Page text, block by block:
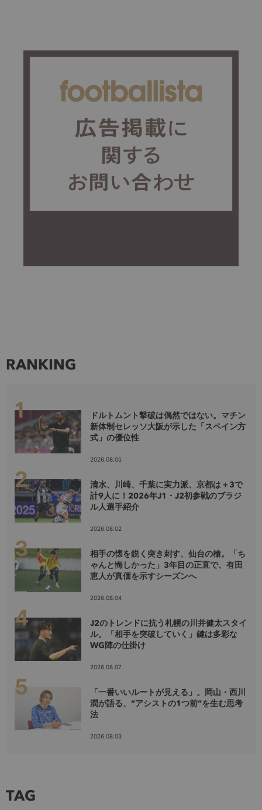
RANKING
ドルトムント撃破は偶然ではない。マチン
新体制セレッソ大阪が示した「スペイン方
式」の優位性
2026.08.05
清水、川崎、千葉に実力派、京都は＋3で
計9人に！2026年J1・J2初参戦のブラジ
ル人選手紹介
2026.08.02
相手の懐を鋭く突き刺す、仙台の槍。「ち
ゃんと悔しかった」3年目の正直で、有田
恵人が真価を示すシーズンへ
2026.08.04
J2のトレンドに抗う札幌の川井健太スタイ
ル。「相手を突破していく」鍵は多彩な
WG陣の仕掛け
2026.08.07
「一番いいルートが見える」。岡山・西川
潤が語る、“アシストの1つ前”を生む思考
法
2026.08.03
TAG